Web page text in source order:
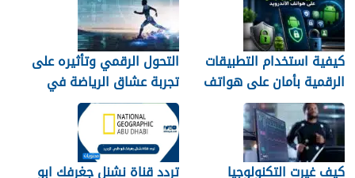
كيفية استخدام التطبيقات
الرقمية بأمان على هواتف
الأندرويد
التحول الرقمي وتأثيره على
تجربة عشاق الرياضة في
الجزائر
كيف غيرت التكنولوجيا
تردد قناة نشنل جغرفك ابو